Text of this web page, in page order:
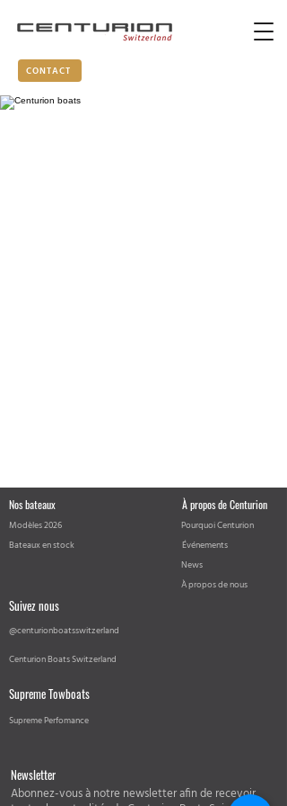
CONTACT
Nos bateaux
Modèles 2026
Bateaux en stock
À propos de Centurion
Pourquoi Centurion
Événements
News
À propos de nous
Suivez nous
@centurionboatsswitzerland
Centurion Boats Switzerland
Supreme Towboats
Supreme Perfomance
Newsletter
Abonnez-vous à notre newsletter afin de recevoir